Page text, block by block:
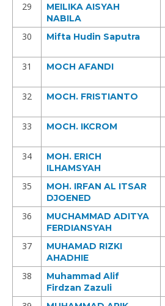
29
MEILIKA AISYAH
NABILA
30 Mifta Hudin Saputra
31 MOCH AFANDI
32 MOCH. FRISTIANTO
33 MOCH. IKCROM
34
MOH. ERICH
ILHAMSYAH
35
MOH. IRFAN AL ITSAR
DJOENED
36
MUCHAMMAD ADITYA
FERDIANSYAH
37
MUHAMAD RIZKI
AHADHIE
38
Muhammad Alif
Firdzan Zazuli